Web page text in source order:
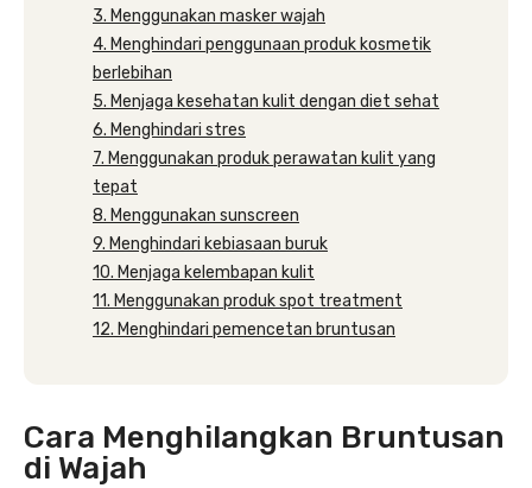
3. Menggunakan masker wajah
4. Menghindari penggunaan produk kosmetik
berlebihan
5. Menjaga kesehatan kulit dengan diet sehat
6. Menghindari stres
7. Menggunakan produk perawatan kulit yang
tepat
8. Menggunakan sunscreen
9. Menghindari kebiasaan buruk
10. Menjaga kelembapan kulit
11. Menggunakan produk spot treatment
12. Menghindari pemencetan bruntusan
Cara Menghilangkan Bruntusan
di Wajah